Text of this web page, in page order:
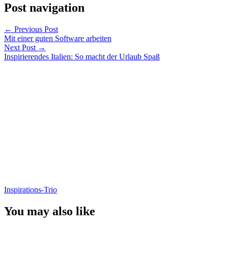
Post navigation
← Previous Post
Mit einer guten Software arbeiten
Next Post →
Inspirierendes Italien: So macht der Urlaub Spaß
Inspirations-Trio
You may also like